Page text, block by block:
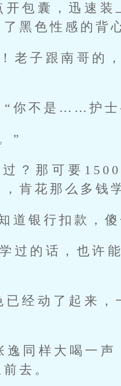
开包囊，迅速装
黑色性感的背
老子跟南哥的
“你不是……护士
”
？那可要
肯花那么多钱
道银行扣款，
过的话，也许
已经动了起来
逸同样大喝一
去。